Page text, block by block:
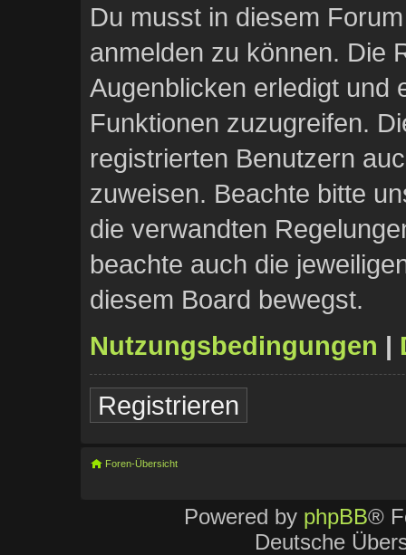
Du musst in diesem
anmelden zu können. Die
Augenblicken erledigt und
Funktionen zuzugreifen.
registrierten Benutzern
zuweisen. Beachte bitte
die verwandten
beachte auch die
diesem Board bewegst.
Nutzungsbedingungen |
Registrieren
Foren-Übersicht
Powered by phpBB®
Deutsche